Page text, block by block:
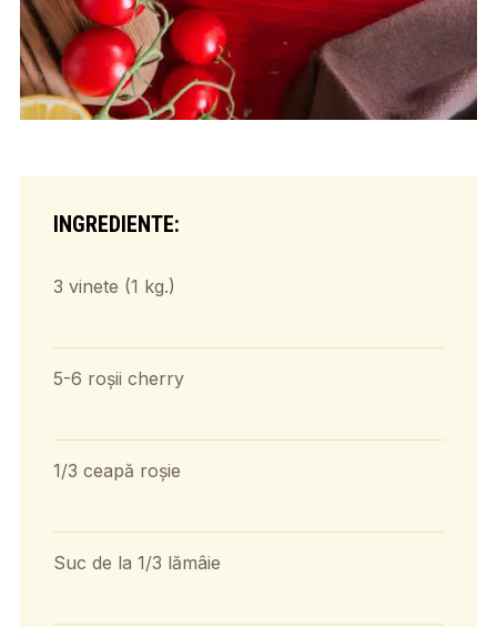
INGREDIENTE:
3 vinete (1 kg.)
5-6 roșii cherry
1/3 ceapă roșie
Suc de la 1/3 lămâie